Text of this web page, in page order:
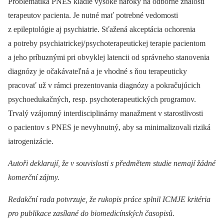
terapeutov pa­cienta. Je nutné mať potrebné vedomosti
z epileptológie aj psychiatrie. Sťažená akceptácia ochorenia
a potreby psychiatrickej/psychoterapeutickej terapie pa­cientom
a jeho príbuznými pri obvyklej latencii od správneho stanovenia
dia­gnózy je očakávateľná a je vhodné s ňou terapeuticky
pracovať už v rámci prezentovania dia­gnózy a pokračujú­cich
psychoedukačných, resp. psychoterapeutických programov.
Trvalý vzájomný interdisciplinárny manažment v starostlivosti
o pa­cientov s PNES je nevyhnutný, aby sa minimalizovali riziká
iatrogenizácie.
Autoři deklarují, že v souvislosti s předmětem studie nemají žádné
komerční zájmy.
Redakční rada potvrzuje, že rukopis práce splnil ICMJE kritéria
pro publikace zasílané do biomedicínských časopisů.